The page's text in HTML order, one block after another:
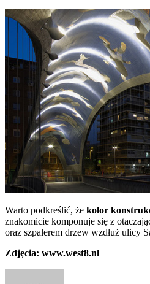
Warto podkreślić, że kolor
znakomicie komponuje się z
oraz szpalerem drzew wzdłuż ulicy
Zdjęcia: www.west8.nl